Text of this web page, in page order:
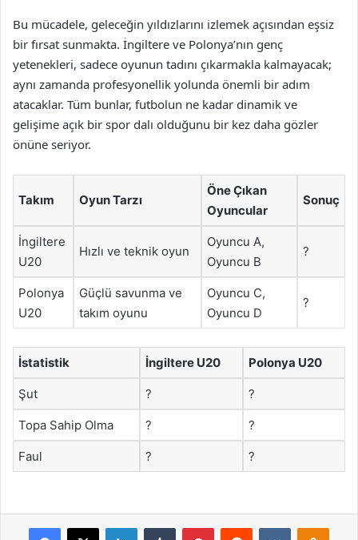
Bu mücadele, geleceğin yıldızlarını izlemek açısından eşsiz
bir fırsat sunmakta. İngiltere ve Polonya’nın genç
yetenekleri, sadece oyunun tadını çıkarmakla kalmayacak;
aynı zamanda profesyonellik yolunda önemli bir adım
atacaklar. Tüm bunlar, futbolun ne kadar dinamik ve
gelişime açık bir spor dalı olduğunu bir kez daha gözler
önüne seriyor.
Takım Oyun Tarzı
Öne Çıkan
Oyuncular
Sonuç
İngiltere
U20
Hızlı ve teknik oyun
Oyuncu A,
Oyuncu B
?
Polonya
U20
Güçlü savunma ve
takım oyunu
Oyuncu C,
Oyuncu D
?
İstatistik İngiltere U20 Polonya U20
Şut ? ?
Topa Sahip Olma ? ?
Faul ? ?
Facebook
X LinkedInTumblr PinterestReddit VKontakte